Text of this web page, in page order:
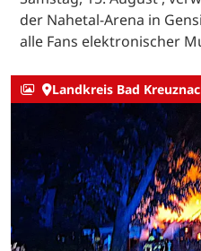
der Nahetal-Arena in
alle Fans elektronischer
Landkreis Bad